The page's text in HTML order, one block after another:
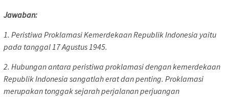
Jawaban:
1. Peristiwa Proklamasi Kemerdekaan Republik Indonesia yaitu
pada tanggal 17 Agustus 1945.
2. Hubungan antara peristiwa proklamasi dengan kemerdekaan
Republik Indonesia sangatlah erat dan penting. Proklamasi
merupakan tonggak sejarah perjalanan perjuangan